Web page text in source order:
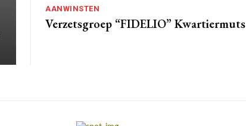
AANWINSTEN
Verzetsgroep “FIDELIO” Kwartiermuts